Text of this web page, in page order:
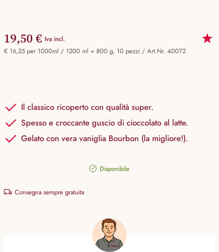
19,50 € Iva incl.
€ 16,25 per 1000ml / 1200 ml = 800 g, 10 pezzi / Art.Nr. 40072
Il classico ricoperto con qualità super.
Spesso e croccante guscio di cioccolato al latte.
Gelato con vera vaniglia Bourbon (la migliore!).
Disponibile
Consegna sempre gratuita